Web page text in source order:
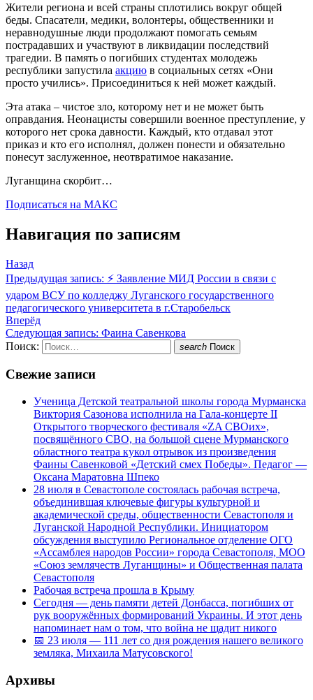
Жители региона и всей страны сплотились вокруг общей
беды. Спасатели, медики, волонтеры, общественники и
неравнодушные люди продолжают помогать семьям
пострадавших и участвуют в ликвидации последствий
трагедии. В память о погибших студентах молодежь
республики запустила акцию в социальных сетях «Они
просто учились». Присоединиться к ней может каждый.
Эта атака – чистое зло, которому нет и не может быть
оправдания. Неонацисты совершили военное преступление, у
которого нет срока давности. Каждый, кто отдавал этот
приказ и кто его исполнял, должен понести и обязательно
понесут заслуженное, неотвратимое наказание.
Луганщина скорбит…
Подписаться на MАКС
Навигация по записям
Назад
Предыдущая запись: ⚡️ Заявление МИД России в связи с
ударом ВСУ по колледжу Луганского государственного
педагогического университета в г.Старобельск
Вперёд
Следующая запись: Фаина Савенкова
Поиск:
search Поиск
Свежие записи
Ученица Детской театральной школы города Мурманска
Виктория Сазонова исполнила на Гала-концерте II
Открытого творческого фестиваля «ZA СВОих»,
посвящённого СВО, на большой сцене Мурманского
областного театра кукол отрывок из произведения
Фаины Савенковой «Детский смех Победы». Педагог —
Оксана Маратовна Шпеко
28 июля в Севастополе состоялась рабочая встреча,
объединившая ключевые фигуры культурной и
академической среды, общественности Севастополя и
Луганской Народной Республики. Инициатором
обсуждения выступило Региональное отделение ОГО
«Ассамблея народов России» города Севастополя, МОО
«Союз землячеств Луганщины» и Общественная палата
Севастополя
Рабочая встреча прошла в Крыму
Сегодня — день памяти детей Донбасса, погибших от
рук вооружённых формирований Украины. И этот день
напоминает нам о том, что война не щадит никого
📅 23 июля — 111 лет со дня рождения нашего великого
земляка, Михаила Матусовского!
Архивы